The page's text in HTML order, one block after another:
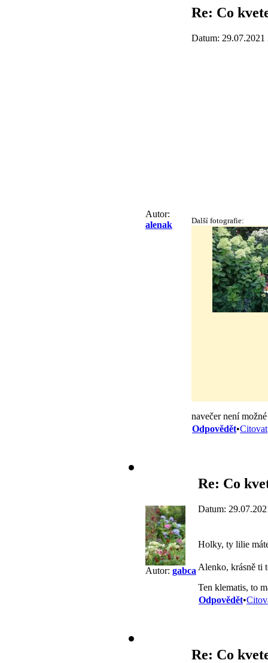
Autor:
alenak
Re: Co
Datum: 29.07.2021
Další fotografie:
navečer není
Odpovědět•Citovat
Autor: gabca
Re: Co
Datum:
Holky, ty lilie
Alenko, krásně ti
Ten klematis, to
Odpovědět•
Re: Co